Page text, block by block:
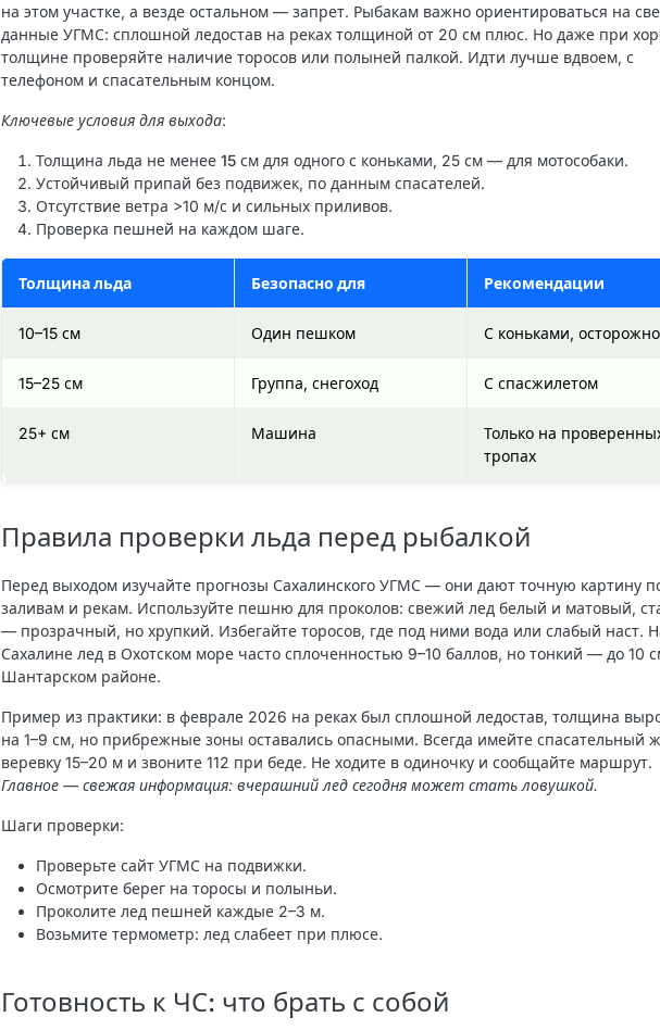
на этом участке, а везде остальном — запрет. Рыбакам важно ориентироваться на
данные УГМС: сплошной ледостав на реках толщиной от 20 см плюс. Но даже при
толщине проверяйте наличие торосов или полыней палкой. Идти лучше вдвоем, с
телефоном и спасательным концом.
Ключевые условия для выхода:
Толщина льда не менее 15 см для одного с коньками, 25 см — для мотособаки.
Устойчивый припай без подвижек, по данным спасателей.
Отсутствие ветра >10 м/с и сильных приливов.
Проверка пешней на каждом шаге.
Толщина льда Безопасно для Рекомендации
10–15 см Один пешком С коньками, осторожно
15–25 см Группа, снегоход С спасжилетом
25+ см Машина
Только на
тропах
Правила проверки льда перед рыбалкой
Перед выходом изучайте прогнозы Сахалинского УГМС — они дают точную картину
заливам и рекам. Используйте пешню для проколов: свежий лед белый и матовый,
— прозрачный, но хрупкий. Избегайте торосов, где под ними вода или слабый наст.
Сахалине лед в Охотском море часто сплоченностью 9–10 баллов, но тонкий — до 10
Шантарском районе.
Пример из практики: в феврале 2026 на реках был сплошной ледостав, толщина
на 1–9 см, но прибрежные зоны оставались опасными. Всегда имейте спасательный
веревку 15–20 м и звоните 112 при беде. Не ходите в одиночку и сообщайте маршрут.
Главное — свежая информация: вчерашний лед сегодня может стать ловушкой.
Шаги проверки:
Проверьте сайт УГМС на подвижки.
Осмотрите берег на торосы и полыньи.
Проколите лед пешней каждые 2–3 м.
Возьмите термометр: лед слабеет при плюсе.
Готовность к ЧС: что брать с собой